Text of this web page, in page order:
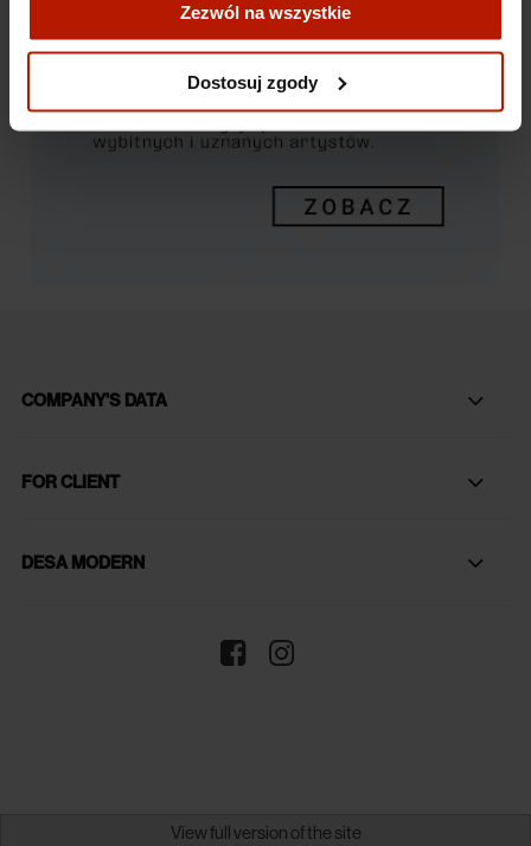
Więcej o plikach cookies przeczytasz w naszej Polityce
Zezwól na wszystkie
Dostosuj zgody
COMPANY'S DATA
FOR CLIENT
DESA MODERN
View full version of the site